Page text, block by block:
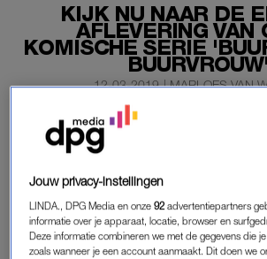
KIJK NU NAAR DE
AFLEVERING VAN
KOMISCHE SERIE
BUURVROUW'
12-03-2019 | MARLOES VAN
Nieuw: ‘Buurvrouw & Buurvrouw’ –
‘Gooische Vrouwen’. De relatie tussen
Malherbe) is goed, maar toch een
De twee staan totaal verschillend in
levert smakelijke situaties op.
Jouw privacy-instellingen
LINDA., DPG Media en onze92 advertentiepartners
informatie over je apparaat, locatie, browser en
Deze informatie combineren we met de gegevens die
zoals wanneer je een account aanmaakt. Dit doen we